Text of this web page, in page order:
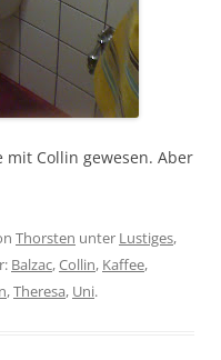
mit Collin gewesen. Aber
Thorsten unter Lustiges,
Balzac,Collin, Kaffee,
,Theresa, Uni.